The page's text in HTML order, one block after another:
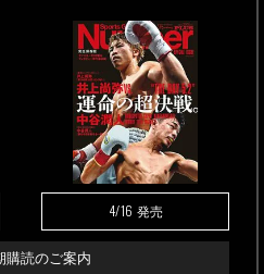
4/16 発売
購読のご案内